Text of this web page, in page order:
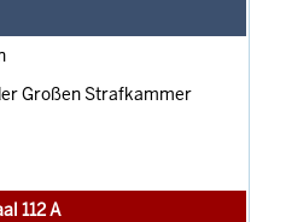
Großen Strafkammer
112 A